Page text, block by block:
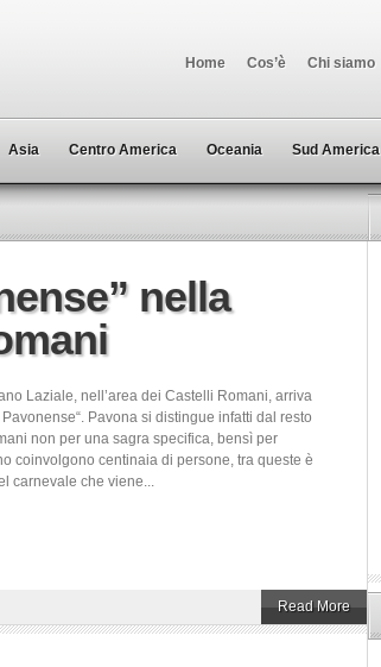
Home Cos’è Chi siamo
Asia Centro America Oceania Sud America
nella
Laziale, nell’area dei Castelli Romani, arriva
Pavona si distingue infatti dal resto
non per una sagra specifica, bensì per
coinvolgono centinaia di persone, tra queste è
carnevale che viene...
Read More